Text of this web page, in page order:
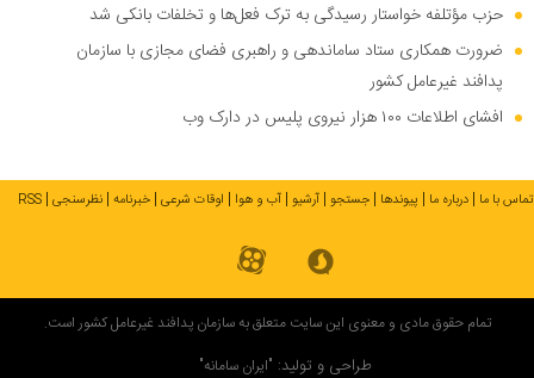
حزب مؤتلفه خواستار رسیدگی به ترک فعل‌ها و تخلفات بانکی شد
ضرورت همکاری ستاد ساماندهی و راهبری فضای مجازی با سازمان
پدافند غیرعامل کشور
افشای اطلاعات ۱۰۰ هزار نیروی پلیس در دارک وب
تماس با ما درباره ما پیوندها جستجو آرشیو آب و هوا اوقات شرعی خبرنامه نظرسنجی RSS
تمام حقوق مادی و معنوی این سایت متعلق به سازمان پدافند غیرعامل کشور است.
طراحی و تولید: "ایران سامانه"